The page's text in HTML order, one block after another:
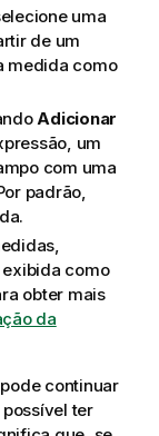
uma
de um
medida como
Adicionar
um
com uma
padrão,
como
obter mais
da
continuar
ter